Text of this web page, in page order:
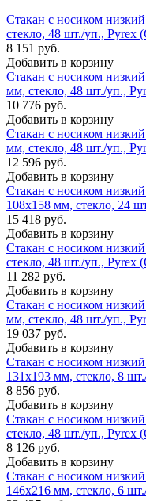
Стакан с носиком
стекло, 48 шт./уп., Pyrex
8 151 руб.
Добавить в корзину
Стакан с носиком
мм, стекло, 48 шт./уп.,
10 776 руб.
Добавить в корзину
Стакан с носиком
мм, стекло, 48 шт./уп.,
12 596 руб.
Добавить в корзину
Стакан с носиком
108х158 мм, стекло, 24
15 418 руб.
Добавить в корзину
Стакан с носиком
стекло, 48 шт./уп., Pyrex
11 282 руб.
Добавить в корзину
Стакан с носиком
мм, стекло, 48 шт./уп.,
19 037 руб.
Добавить в корзину
Стакан с носиком
131х193 мм, стекло, 8
8 856 руб.
Добавить в корзину
Стакан с носиком
стекло, 48 шт./уп., Pyrex
8 126 руб.
Добавить в корзину
Стакан с носиком
146х216 мм, стекло, 6